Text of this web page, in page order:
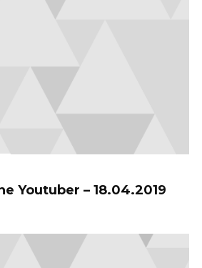
Youtuber – 18.04.2019